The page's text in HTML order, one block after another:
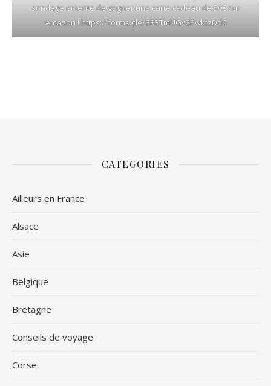
sondage et tente de gagner une carte cadeau de 50€ sur
Amazon !https://forms.gle/SR3TmUGv2PwktzDd6
CATEGORIES
Ailleurs en France
Alsace
Asie
Belgique
Bretagne
Conseils de voyage
Corse